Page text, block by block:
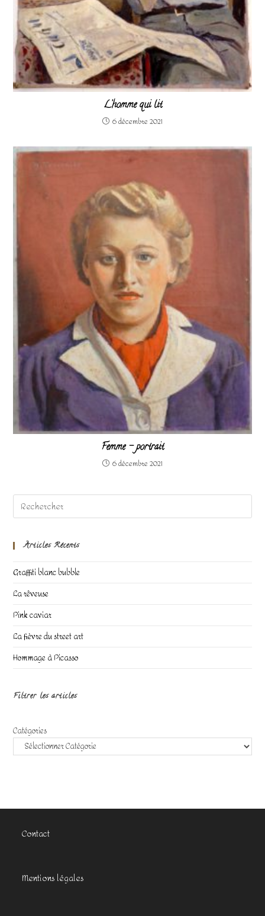
L’homme qui lit
6 décembre 2021
Femme – portrait
6 décembre 2021
Articles Récents
Graffiti blanc bubble
La rêveuse
Pink caviar
La fièvre du street art
Hommage à Picasso
Filtrer les articles
Catégories
Contact
Mentions légales